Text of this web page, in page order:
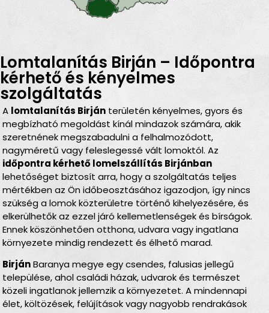
Lomtalanítás Birján – Időpontra
kérhető és kényelmes
szolgáltatás
A lomtalanítás Birján területén kényelmes, gyors és
megbízható megoldást kínál mindazok számára, akik
szeretnének megszabadulni a felhalmozódott,
nagyméretű vagy feleslegessé vált lomoktól. Az
időpontra kérhető lomelszállítás Birjánban
lehetőséget biztosít arra, hogy a szolgáltatás teljes
mértékben az Ön időbeosztásához igazodjon, így nincs
szükség a lomok közterületre történő kihelyezésére, és
elkerülhetők az ezzel járó kellemetlenségek és bírságok.
Ennek köszönhetően otthona, udvara vagy ingatlana
környezete mindig rendezett és élhető marad.
BirjánBaranya megye egy csendes, falusias jellegű
települése, ahol családi házak, udvarok és természet
közeli ingatlanok jellemzik a környezetet. A mindennapi
élet, költözések, felújítások vagy nagyobb rendrakások